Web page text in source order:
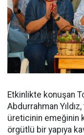
Etkinlikte konuşan
Abdurrahman
üreticinin emeğinin
örgütlü bir yapıya